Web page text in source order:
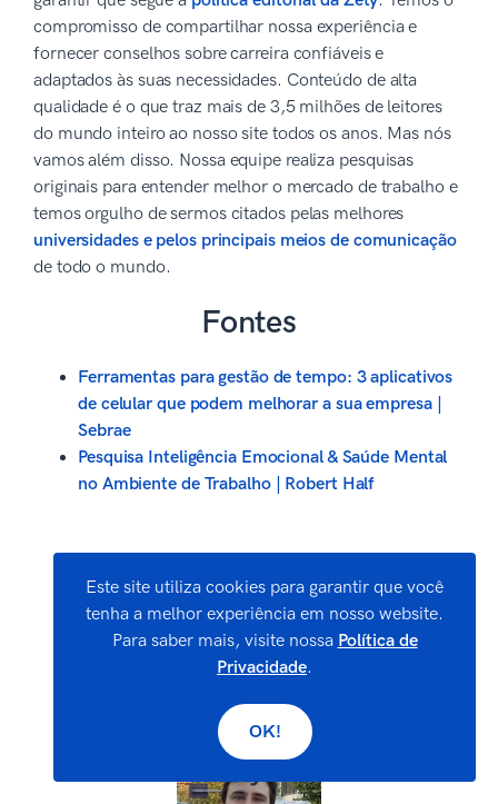
compromisso de compartilhar nossa experiência e
fornecer conselhos sobre carreira confiáveis e
adaptados às suas necessidades. Conteúdo de alta
qualidade é o que traz mais de 3,5 milhões de leitores
do mundo inteiro ao nosso site todos os anos. Mas nós
vamos além disso. Nossa equipe realiza pesquisas
originais para entender melhor o mercado de trabalho e
temos orgulho de sermos citados pelas melhores
universidades e pelos principais meios de comunicação
de todo o mundo.
Fontes
Ferramentas para gestão de tempo: 3 aplicativos
de celular que podem melhorar a sua empresa |
Sebrae
Pesquisa Inteligência Emocional & Saúde Mental
no Ambiente de Trabalho | Robert Half
Avalie meu artigo:
Como Ser Mais Produtivo
☆☆☆☆☆
★★★★★
Este site utiliza cookies para garantir que você
tenha a melhor experiência em nosso website.
Para saber mais, visite nossa Política de
Privacidade.
OK!